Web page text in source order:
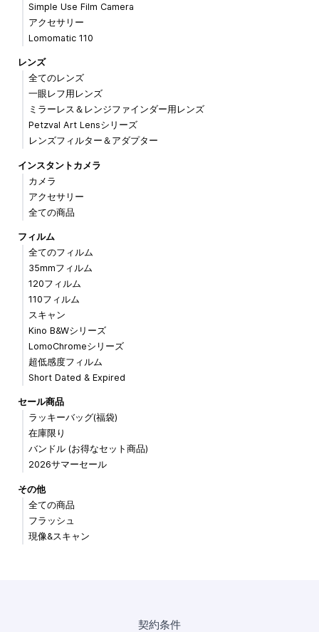
Simple Use Film Camera
アクセサリー
Lomomatic 110
レンズ
全てのレンズ
一眼レフ用レンズ
ミラーレス＆レンジファインダー用レンズ
Petzval Art Lensシリーズ
レンズフィルター＆アダプター
インスタントカメラ
カメラ
アクセサリー
全ての商品
フィルム
全てのフィルム
35mmフィルム
120フィルム
110フィルム
スキャン
Kino B&Wシリーズ
LomoChromeシリーズ
超低感度フィルム
Short Dated & Expired
セール商品
ラッキーバッグ(福袋)
在庫限り
バンドル (お得なセット商品)
2026サマーセール
その他
全ての商品
フラッシュ
現像&スキャン
契約条件